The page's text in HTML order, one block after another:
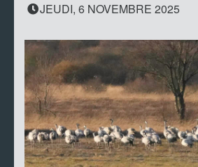
JEUDI, 6 NOVEMBRE 2025